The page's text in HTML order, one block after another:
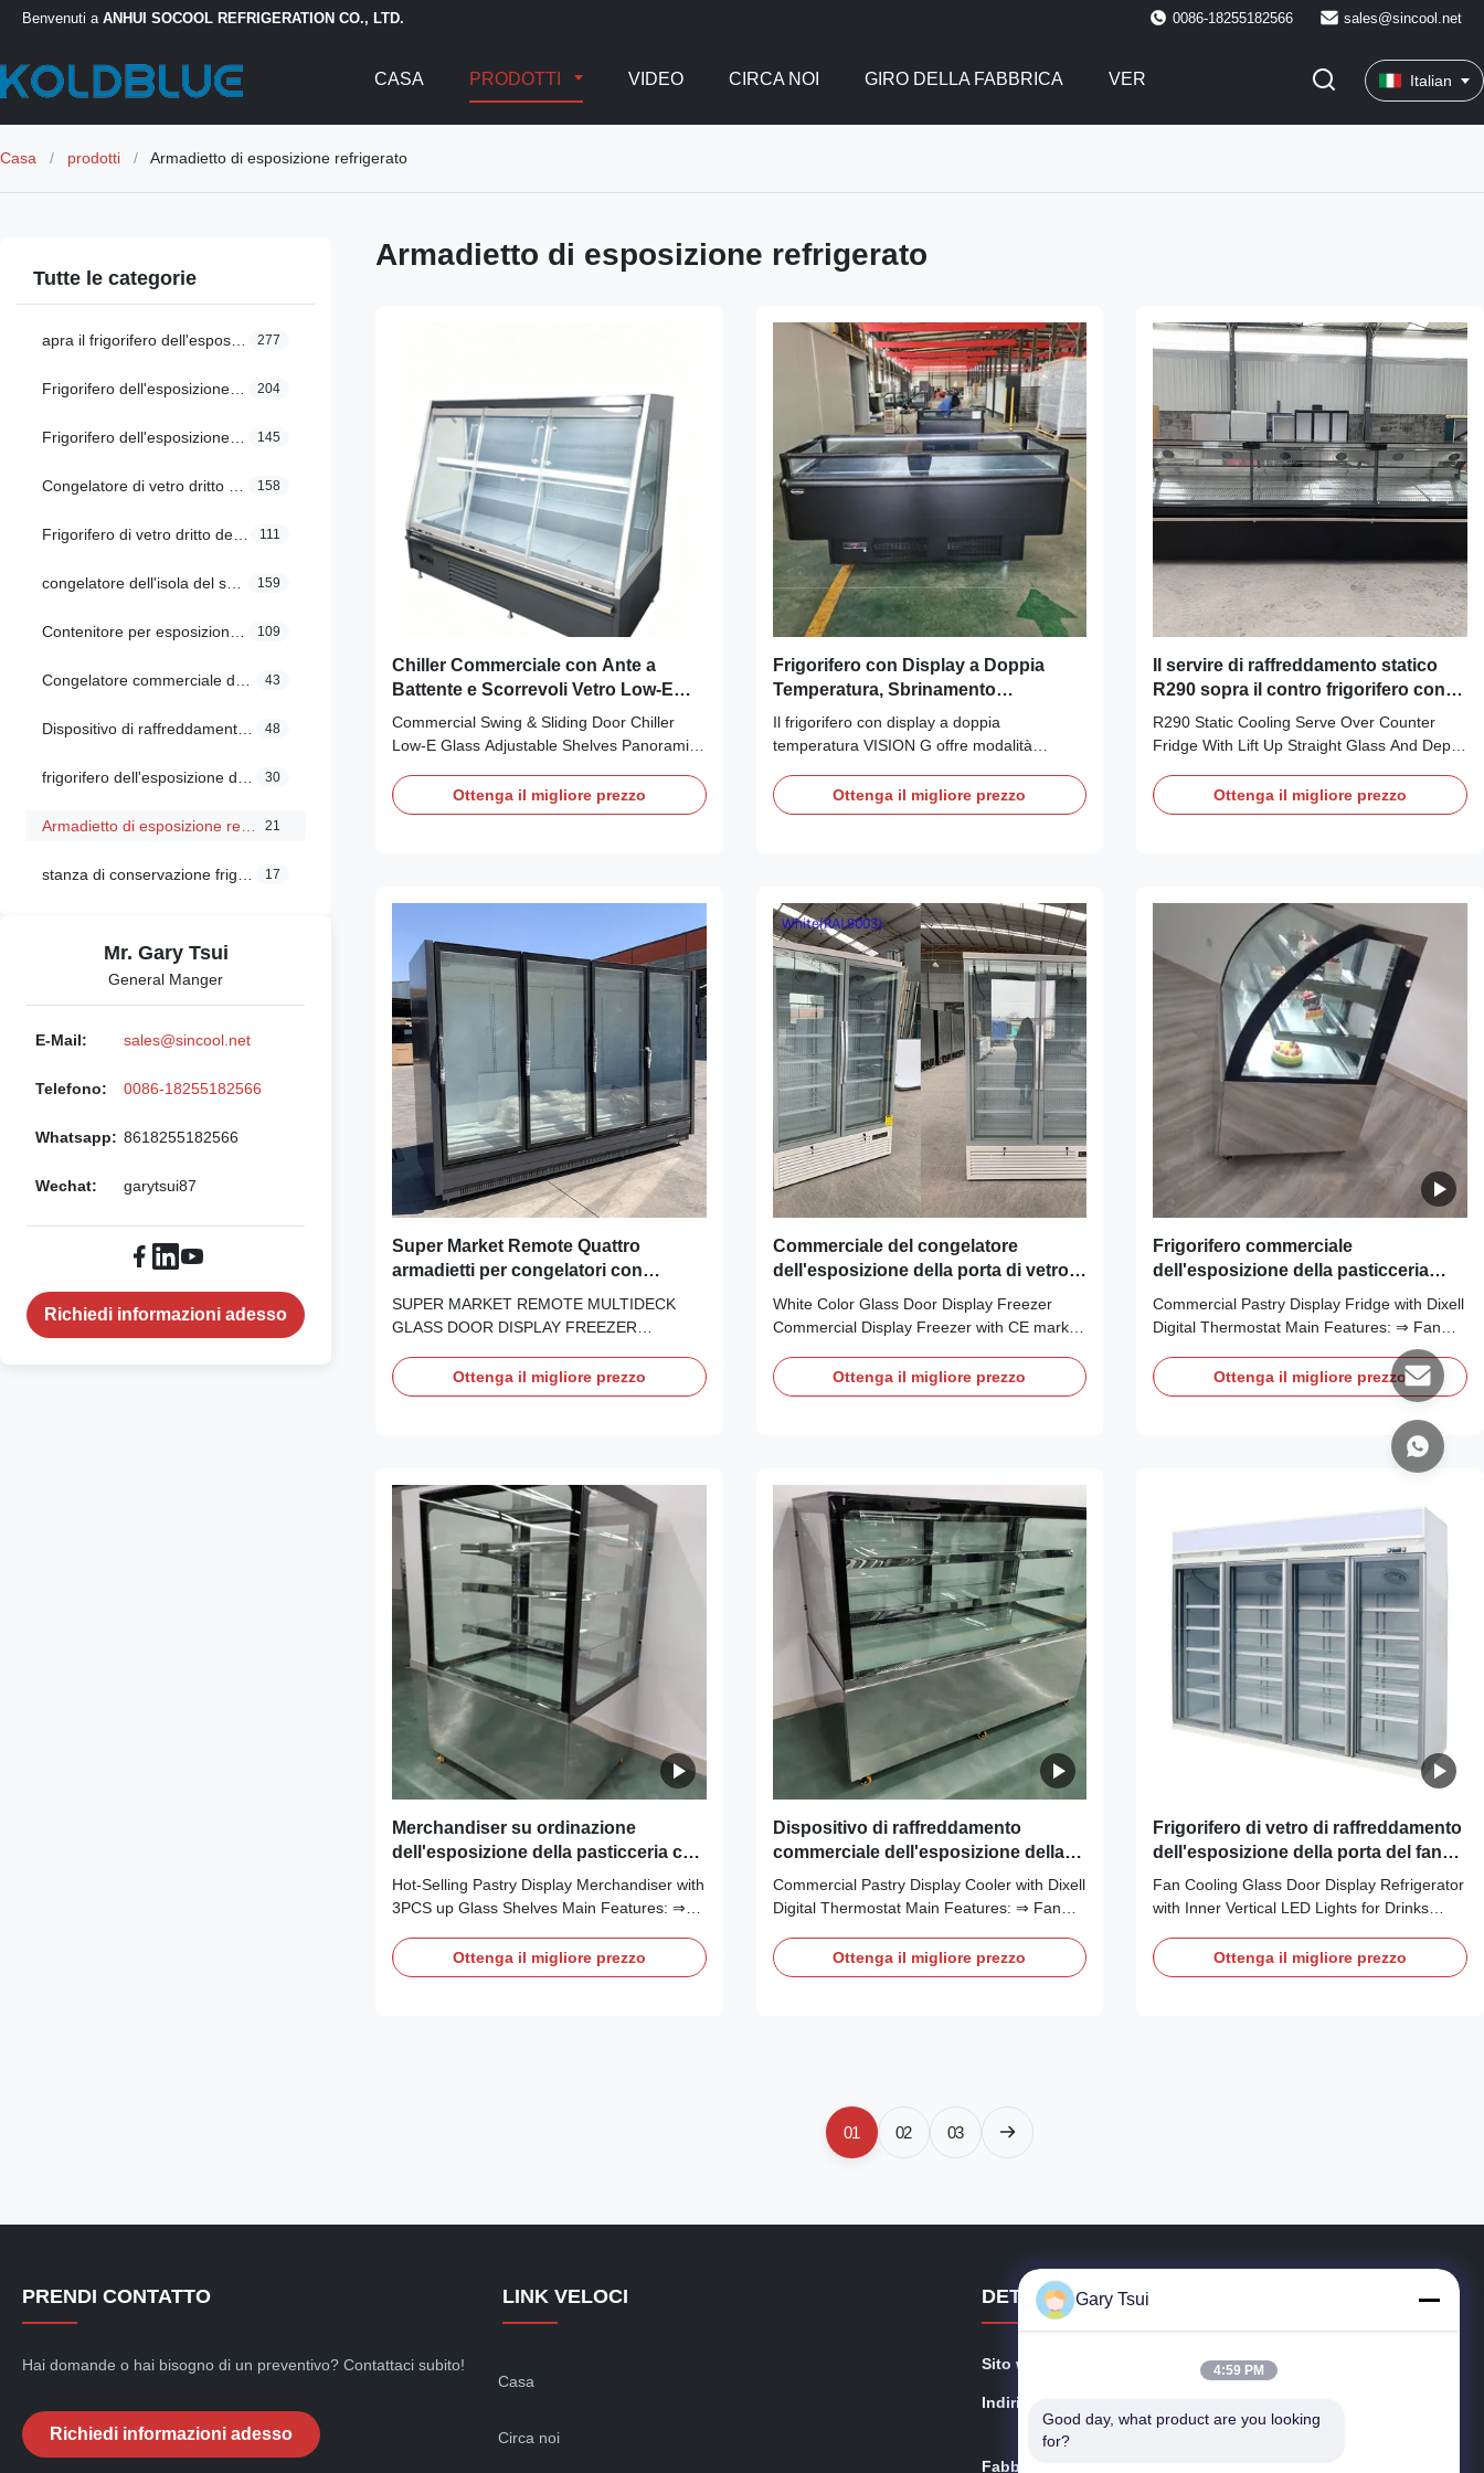
Benvenuti a ANHUI SOCOOL REFRIGERATION CO., LTD. 0086-18255182566 sales@sincool.net
CASA PRODOTTI VIDEO CIRCA NOI GIRO DELLA FABBRICA VER Italian
Casa / prodotti / Armadietto di esposizione refrigerato
Tutte le categorie
277
204
145
158
111
159
109
43
48
30
21
17
Mr. Gary Tsui
General Manger
E-Mail: sales@sincool.net
Telefono: 0086-18255182566
Whatsapp: 8618255182566
Wechat: garytsui87
Richiedi informazioni adesso
Armadietto di esposizione refrigerato
Chiller Commerciale con Ante a
Battente e Scorrevoli Vetro Low-E
Ripiani Regolabili Pannello Laterale
Panoramico
Commercial Swing & Sliding Door Chiller
Low‑E Glass Adjustable Shelves Panoramic
semi‑height glass‑door multideck chiller
features a self‑contained unit with
Ottenga il migliore prezzo
Frigorifero con Display a Doppia
Temperatura, Sbrinamento
Automatico e Refrigerante Ecologico
R290
Il frigorifero con display a doppia
temperatura VISION G offre modalità
flessibilità di vendita tutto l'anno. Dispone di
refrigerante ecologico R290, sbrinamento
Ottenga il migliore prezzo
Il servire di raffreddamento statico
R290 sopra il contro frigorifero con
alza il vetro diritto e la profondità
115Cm
R290 Static Cooling Serve Over Counter
Fridge With Lift Up Straight Glass And Depth
With Lift UpStraight Glass and Depth 115 cm
Our PHEA RD series are remote static
Ottenga il migliore prezzo
Super Market Remote Quattro
armadietti per congelatori con
display per porte in vetro Multideck
SUPER MARKET REMOTE MULTIDECK
GLASS DOOR DISPLAY FREEZER
freezers offer an upright, multi-deck upright
option allowing a larger display area with
Ottenga il migliore prezzo
Commerciale del congelatore
dell'esposizione della porta di vetro
di colore bianco con il marchio CE
White Color Glass Door Display Freezer
Commercial Display Freezer with CE mark
available in 1,2 or 3 door option. Large edge
to edge "frameless" self closing glass doors
Ottenga il migliore prezzo
Frigorifero commerciale
dell'esposizione della pasticceria
R290 con il termostato di Dixell
Digital
Commercial Pastry Display Fridge with Dixell
Digital Thermostat Main Features: ⇒ Fan
cooling, bringing no frost to the cooler and
making it cool down quickly ⇒ R290 CFC-
Free Refrigerant, which is environmentally
friendly ⇒ Self-contained Secop compressor,
plug in for use ⇒ The condensing unit can
Ottenga il migliore prezzo
Merchandiser su ordinazione
dell'esposizione della pasticceria con
3PCS sugli scaffali di vetro
Hot-Selling Pastry Display Merchandiser with
3PCS up Glass Shelves Main Features: ⇒
and making it cool down quickly ⇒ R290
CFC-Free Refrigerant, which is
Ottenga il migliore prezzo
Dispositivo di raffreddamento
commerciale dell'esposizione della
pasticceria con il termostato di Dixell
Digital
Commercial Pastry Display Cooler with Dixell
Digital Thermostat Main Features: ⇒ Fan
making it cool down quickly ⇒ R290 CFC-
Free Refrigerant, which is environmentally
Ottenga il migliore prezzo
Frigorifero di vetro di raffreddamento
dell'esposizione della porta del fan
con le luci verticali interne del LED
Fan Cooling Glass Door Display Refrigerator
with Inner Vertical LED Lights for Drinks
frost to the cooler and making it cool down
quickly ⇒ R290 CFC-Free Refrigerant, which
Ottenga il migliore prezzo
01 02 03
PRENDI CONTATTO
Hai domande o hai bisogno di un preventivo? Contattaci subito!
Richiedi informazioni adesso
LINK VELOCI
Casa
Circa noi
DETTAGLI DI CONTATTO
Sito web: opendisplayfridge.com
Indirizzo:
fei, Anhui, Cina
Fabbrica:
Gary Tsui
4:59 PM
Good day, what product are you looking
for?